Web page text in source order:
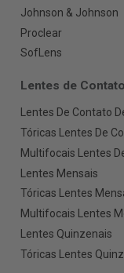
Johnson & Johnson
Proclear
SofLens
Lentes de
Lentes De Contato
Tóricas Lentes De
Multifocais Lentes
Lentes Mensais
Tóricas Lentes
Multifocais Lentes
Lentes Quinzenais
Tóricas Lentes